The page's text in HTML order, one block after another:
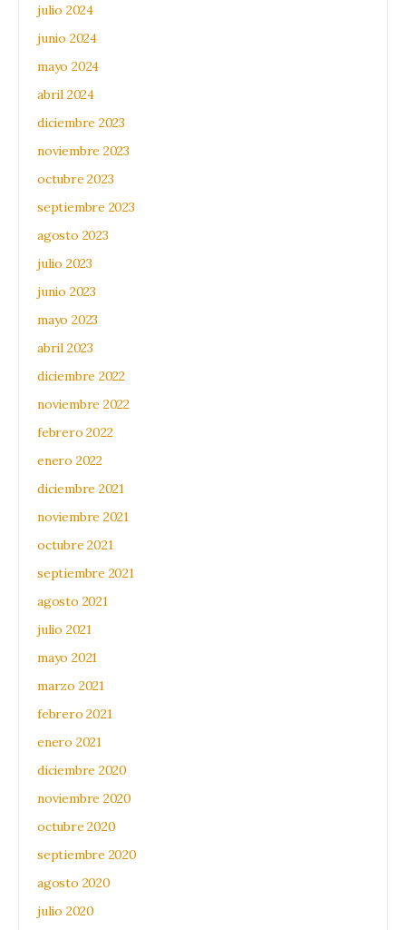
julio 2024
junio 2024
mayo 2024
abril 2024
diciembre 2023
noviembre 2023
octubre 2023
septiembre 2023
agosto 2023
julio 2023
junio 2023
mayo 2023
abril 2023
diciembre 2022
noviembre 2022
febrero 2022
enero 2022
diciembre 2021
noviembre 2021
octubre 2021
septiembre 2021
agosto 2021
julio 2021
mayo 2021
marzo 2021
febrero 2021
enero 2021
diciembre 2020
noviembre 2020
octubre 2020
septiembre 2020
agosto 2020
julio 2020